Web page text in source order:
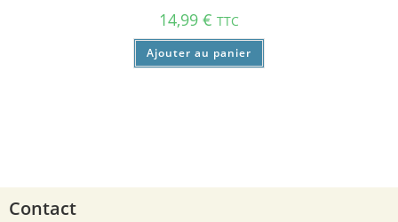
14,99 € TTC
Ajouter au panier
Contact